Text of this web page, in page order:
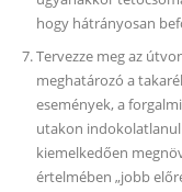
hogy hátrányosan
Tervezze meg az
meghatározó a
események, a
utakon
kiemelkedően
értelmében „jobb